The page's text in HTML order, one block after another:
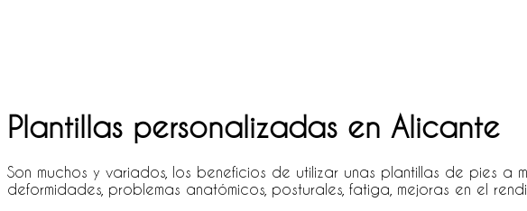
Plantillas personalizadas en Alicante
Son muchos y variados, los beneficios de utilizar unas plantillas de pies
deformidades, problemas anatómicos, posturales, fatiga, mejoras en el